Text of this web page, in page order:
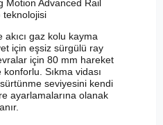
Advanced Rail
teknolojisi
gaz kolu kayma
için eşsiz sürgülü ray
için 80 mm hareket
konforlu. Sıkma vidası
sürtünme seviyesini kendi
ayarlamalarına olanak